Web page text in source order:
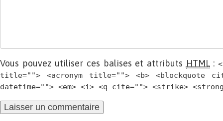
Vous pouvez utiliser ces balises et attributs HTML:
title=""> <acronym title=""> <b> <blockquote
datetime=""> <em> <i> <q cite=""> <strike>